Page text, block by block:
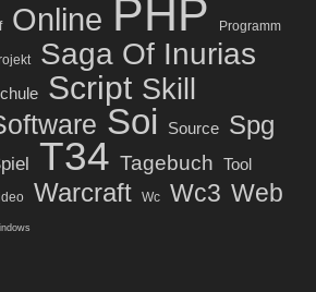
Online PHP Programm
Saga Of Inurias
Script Skill
Soi Source Spg
T34 Tagebuch Tool
Warcraft Wc Wc3 Web